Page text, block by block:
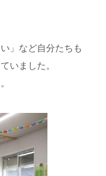
」など自分たちも
いました。